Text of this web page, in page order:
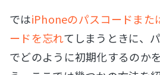
ではiPhoneのパスコードまた
ードを忘れてしまうときに、
でどのように初期化するのか